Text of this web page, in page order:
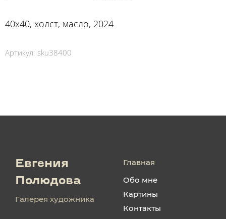
40х40, холст, масло, 2024
Артикул: sku38400
Евгения
Полюдова
Галерея художника
Главная
Обо мне
Картины
Контакты